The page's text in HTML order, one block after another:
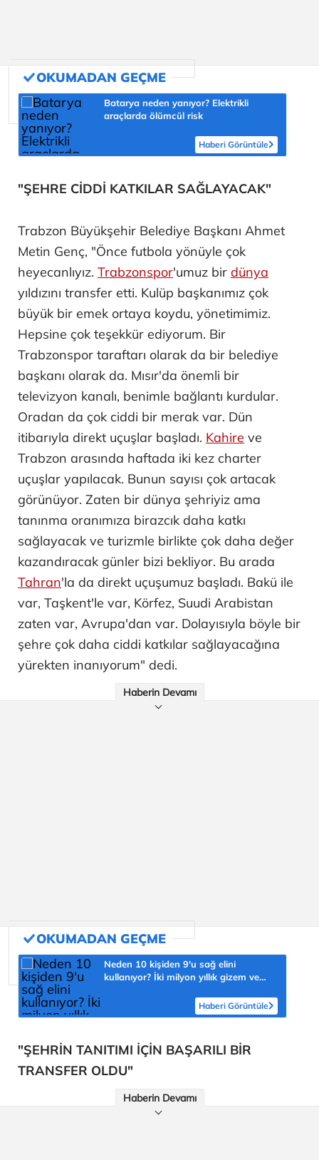
Batarya neden yanıyor? Elektrikli
araçlarda ölümcül risk
Haberi Görüntüle
"ŞEHRE CİDDİ KATKILAR SAĞLAYACAK"
Trabzon Büyükşehir Belediye Başkanı Ahmet
Metin Genç, "Önce futbola yönüyle çok
heyecanlıyız. Trabzonspor'umuz bir dünya
yıldızını transfer etti. Kulüp başkanımız çok
büyük bir emek ortaya koydu, yönetimimiz.
Hepsine çok teşekkür ediyorum. Bir
Trabzonspor taraftarı olarak da bir belediye
başkanı olarak da. Mısır'da önemli bir
televizyon kanalı, benimle bağlantı kurdular.
Oradan da çok ciddi bir merak var. Dün
itibarıyla direkt uçuşlar başladı. Kahire ve
Trabzon arasında haftada iki kez charter
uçuşlar yapılacak. Bunun sayısı çok artacak
görünüyor. Zaten bir dünya şehriyiz ama
tanınma oranımıza birazcık daha katkı
sağlayacak ve turizmle birlikte çok daha değer
kazandıracak günler bizi bekliyor. Bu arada
Tahran'la da direkt uçuşumuz başladı. Bakü ile
var, Taşkent'le var, Körfez, Suudi Arabistan
zaten var, Avrupa'dan var. Dolayısıyla böyle bir
şehre çok daha ciddi katkılar sağlayacağına
yürekten inanıyorum" dedi.
Haberin Devamı
Neden 10 kişiden 9'u sağ elini
kullanıyor? İki milyon yıllık gizem ve
Haberi Görüntüle
"ŞEHRİN TANITIMI İÇİN BAŞARILI BİR
TRANSFER OLDU"
Haberin Devamı